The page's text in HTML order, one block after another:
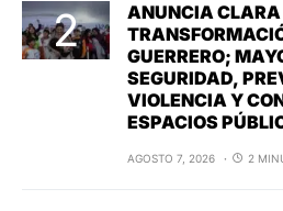
ANUNCIA
GUERRERO;
SEGURIDAD,
VIOLENCIA Y
ESPACIOS
AGOSTO 7, 2026 2